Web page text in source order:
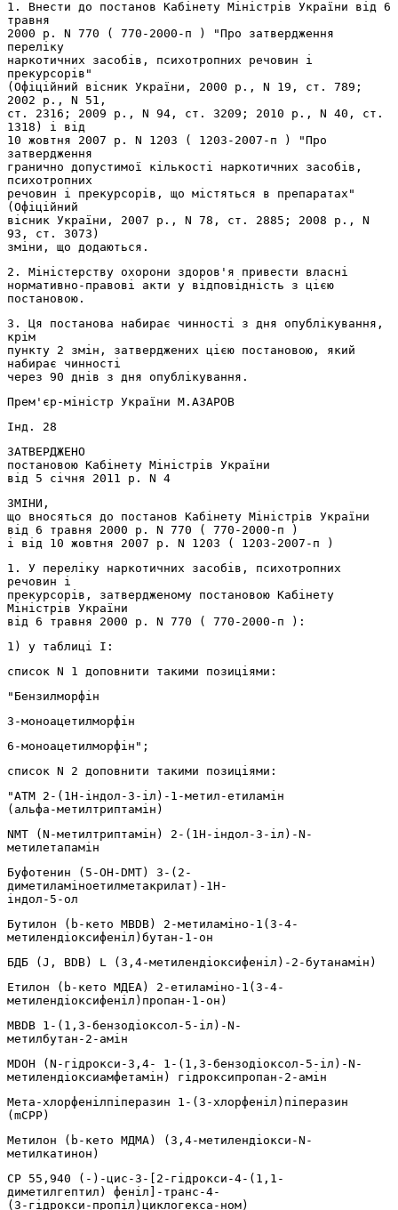
1. Внести до постанов Кабінету Міністрів України від 6
травня
2000 р. N 770 ( 770-2000-п ) "Про затвердження
переліку
наркотичних засобів, психотропних речовин і
прекурсорів"
(Офіційний вісник України, 2000 р., N 19, ст. 789;
2002 р., N 51,
ст. 2316; 2009 р., N 94, ст. 3209; 2010 р., N 40, ст.
1318) і від
10 жовтня 2007 р. N 1203 ( 1203-2007-п ) "Про
затвердження
гранично допустимої кількості наркотичних засобів,
психотропних
речовин і прекурсорів, що містяться в препаратах"
(Офіційний
вісник України, 2007 р., N 78, ст. 2885; 2008 р., N
93, ст. 3073)
зміни, що додаються.
2. Міністерству охорони здоров'я привести власні
нормативно-правові акти у відповідність з цією
постановою.
3. Ця постанова набирає чинності з дня опублікування,
крім
пункту 2 змін, затверджених цією постановою, який
набирає чинності
через 90 днів з дня опублікування.
Прем'єр-міністр України М.АЗАРОВ
Інд. 28
ЗАТВЕРДЖЕНО
постановою Кабінету Міністрів України
від 5 січня 2011 р. N 4
ЗМІНИ,
що вносяться до постанов Кабінету Міністрів України
від 6 травня 2000 р. N 770 ( 770-2000-п )
і від 10 жовтня 2007 р. N 1203 ( 1203-2007-п )
1. У переліку наркотичних засобів, психотропних
речовин і
прекурсорів, затвердженому постановою Кабінету
Міністрів України
від 6 травня 2000 р. N 770 ( 770-2000-п ):
1) у таблиці I:
список N 1 доповнити такими позиціями:
"Бензилморфін
3-моноацетилморфін
6-моноацетилморфін";
список N 2 доповнити такими позиціями:
"АТМ 2-(1H-індол-3-іл)-1-метил-етиламін
(альфа-метилтриптамін)
NMT (N-метилтриптамін) 2-(1H-індол-3-іл)-N-
метилетапамін
Буфотенин (5-OH-DMT) 3-(2-
диметиламіноетилметакрилат)-1H-
індол-5-ол
Бутилон (b-кето МВDB) 2-метиламіно-1(3-4-
метилендіоксифеніл)бутан-1-он
БДБ (J, BDB) L (3,4-метилендіоксифеніл)-2-бутанамін)
Етилон (b-кето МДЕА) 2-етиламіно-1(3-4-
метилендіоксифеніл)пропан-1-он)
MBDB 1-(1,3-бензодіоксол-5-іл)-N-
метилбутан-2-амін
MDOH (N-гідрокси-3,4- 1-(1,3-бензодіоксол-5-іл)-N-
метилендіоксиамфетамін) гідроксипропан-2-амін
Мета-хлорфенілпіперазин 1-(3-хлорфеніл)піперазин
(mCPP)
Метилон (b-кето МДМА) (3,4-метилендіокси-N-
метилкатинон)
СР 55,940 (-)-цис-3-[2-гідрокси-4-(1,1-
диметилгептил) феніл]-транс-4-
(3-гідрокси-пропіл)циклогекса-ном)